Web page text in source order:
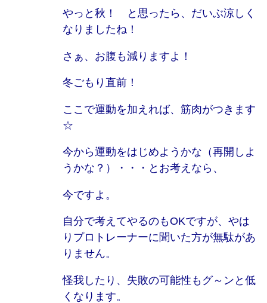
やっと秋！ と思ったら、だいぶ涼しく
なりましたね！
さぁ、お腹も減りますよ！
冬ごもり直前！
ここで運動を加えれば、筋肉がつきます
☆
今から運動をはじめようかな（再開しよ
うかな？）・・・とお考えなら、
今ですよ。
自分で考えてやるのもOKですが、やは
りプロトレーナーに聞いた方が無駄があ
りません。
怪我したり、失敗の可能性もグ～ンと低
くなります。